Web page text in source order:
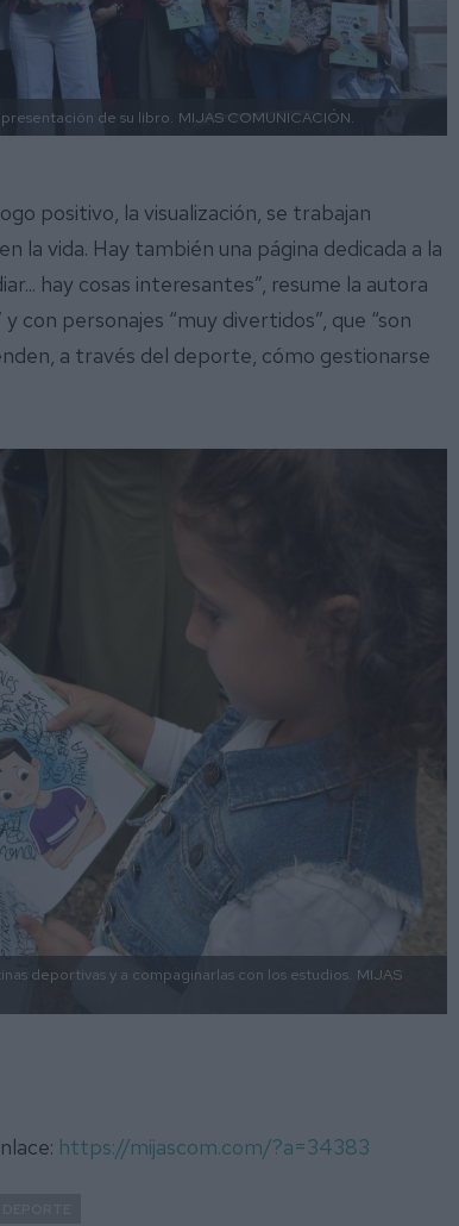
de su libro. MIJAS COMUNICACIÓN.
positivo, la visualización, se trabajan
la vida. Hay también una página dedicada a la
hay cosas interesantes”, resume la autora
con personajes “muy divertidos”, que “son
a través del deporte, cómo gestionarse
deportivas y a compaginarlas con los estudios. MIJAS
https://mijascom.com/?a=34383